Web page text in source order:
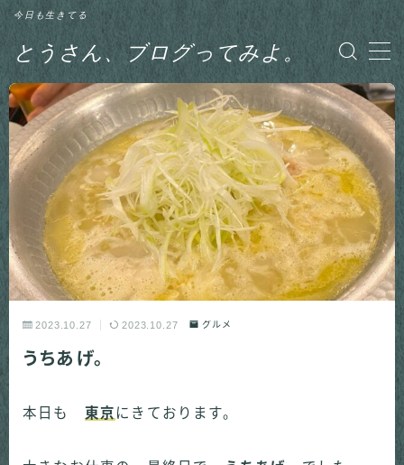
とうさん、ブログってみよ。
今日も生きてる
MENU
グルメ
日記
釣り
2023.10.27 2023.10.27 グルメ
うちあげ。
本日も 東京 にきております。